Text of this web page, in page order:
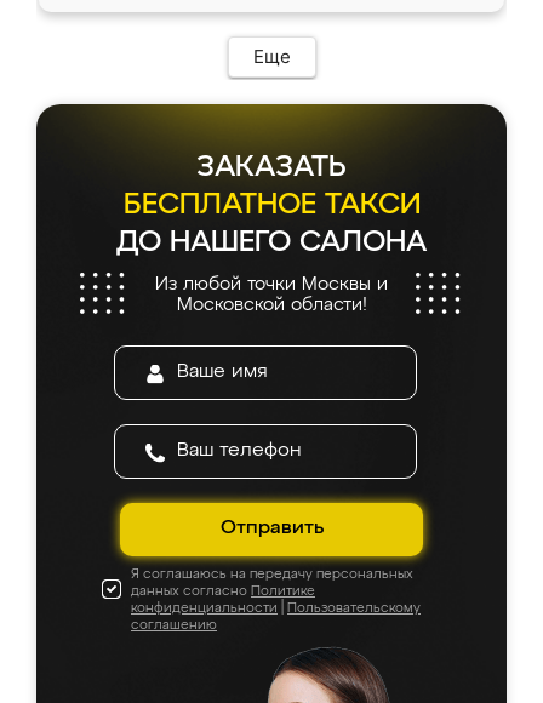
Еще
ЗАКАЗАТЬ
БЕСПЛАТНОЕ ТАКСИ
ДО НАШЕГО САЛОНА
Из любой точки Москвы и
Московской области!
Отправить
Я соглашаюсь на передачу персональных
данных согласно Политике
конфиденциальности
Пользовательскому
соглашению